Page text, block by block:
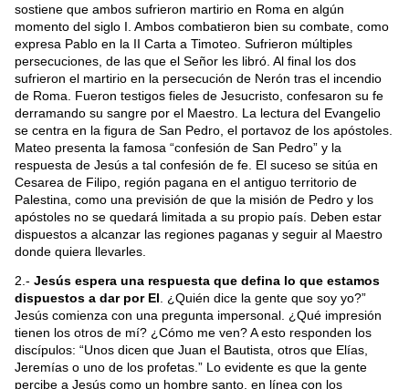
sostiene que ambos sufrieron martirio en Roma en algún
momento del siglo I. Ambos combatieron bien su combate, como
expresa Pablo en la II Carta a Timoteo. Sufrieron múltiples
persecuciones, de las que el Señor les libró. Al final los dos
sufrieron el martirio en la persecución de Nerón tras el incendio
de Roma. Fueron testigos fieles de Jesucristo, confesaron su fe
derramando su sangre por el Maestro. La lectura del Evangelio
se centra en la figura de San Pedro, el portavoz de los apóstoles.
Mateo presenta la famosa “confesión de San Pedro” y la
respuesta de Jesús a tal confesión de fe. El suceso se sitúa en
Cesarea de Filipo, región pagana en el antiguo territorio de
Palestina, como una previsión de que la misión de Pedro y los
apóstoles no se quedará limitada a su propio país. Deben estar
dispuestos a alcanzar las regiones paganas y seguir al Maestro
donde quiera llevarles.
2.- Jesús espera una respuesta que defina lo que estamos
dispuestos a dar por El. ¿Quién dice la gente que soy yo?”
Jesús comienza con una pregunta impersonal. ¿Qué impresión
tienen los otros de mí? ¿Cómo me ven? A esto responden los
discípulos: “Unos dicen que Juan el Bautista, otros que Elías,
Jeremías o uno de los profetas.” Lo evidente es que la gente
percibe a Jesús como un hombre santo, en línea con los